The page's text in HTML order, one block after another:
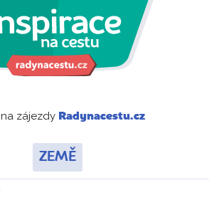
na zájezdy Radynacestu.cz
ZEMĚ